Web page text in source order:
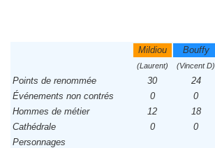
Mildiou Bouffy
(Laurent) (Vincent D)
Points de renommée 30 24
Événements non contrés
0 0
Hommes de métier
12 18
Cathédrale
0 0
Personnages